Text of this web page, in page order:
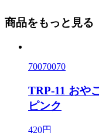
商品をもっと見る
70070070
TRP-11 おや
ピンク
420円